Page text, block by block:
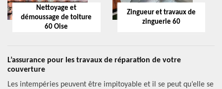
Nettoyage et
démoussage de toiture
60 Oise
Zingueur et travaux de
zinguerie 60
L’assurance pour les travaux de réparation de votre
couverture
Les intempéries peuvent être impitoyable et il se peut qu’elle se